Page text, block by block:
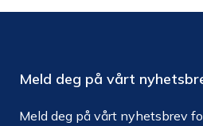
Meld deg på vårt
Meld deg på vårt nyhetsbrev